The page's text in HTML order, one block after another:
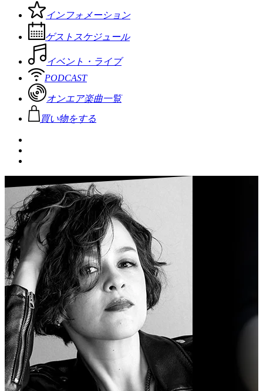
インフォメーション
ゲストスケジュール
イベント・ライブ
PODCAST
オンエア楽曲一覧
買い物をする